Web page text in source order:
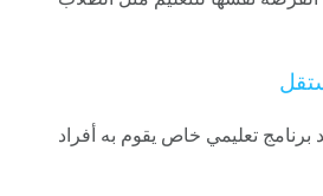
تعليمي خاص يقوم به أفراد